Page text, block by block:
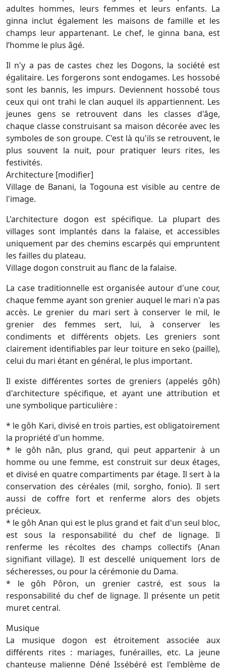
adultes hommes, leurs femmes et leurs enfants. La
ginna inclut également les maisons de famille et les
champs leur appartenant. Le chef, le ginna bana, est
l’homme le plus âgé.
Il n'y a pas de castes chez les Dogons, la société est
égalitaire. Les forgerons sont endogames. Les hossobé
sont les bannis, les impurs. Deviennent hossobé tous
ceux qui ont trahi le clan auquel ils appartiennent. Les
jeunes gens se retrouvent dans les classes d'âge,
chaque classe construisant sa maison décorée avec les
symboles de son groupe. C'est là qu'ils se retrouvent, le
plus souvent la nuit, pour pratiquer leurs rites, les
festivités.
Architecture [modifier]
Village de Banani, la Togouna est visible au centre de
l'image.
L'architecture dogon est spécifique. La plupart des
villages sont implantés dans la falaise, et accessibles
uniquement par des chemins escarpés qui empruntent
les failles du plateau.
Village dogon construit au flanc de la falaise.
La case traditionnelle est organisée autour d'une cour,
chaque femme ayant son grenier auquel le mari n'a pas
accès. Le grenier du mari sert à conserver le mil, le
grenier des femmes sert, lui, à conserver les
condiments et différents objets. Les greniers sont
clairement identifiables par leur toiture en seko (paille),
celui du mari étant en général, le plus important.
Il existe différentes sortes de greniers (appelés gôh)
d'architecture spécifique, et ayant une attribution et
une symbolique particulière :
* le gôh Karï, divisé en trois parties, est obligatoirement
la propriété d'un homme.
* le gôh nân, plus grand, qui peut appartenir à un
homme ou une femme, est construit sur deux étages,
et divisé en quatre compartiments par étage. Il sert à la
conservation des céréales (mil, sorgho, fonio). Il sert
aussi de coffre fort et renferme alors des objets
précieux.
* le gôh Anan qui est le plus grand et fait d'un seul bloc,
est sous la responsabilité du chef de lignage. Il
renferme les récoltes des champs collectifs (Anan
signifiant village). Il est descellé uniquement lors de
sécheresses, ou pour la cérémonie du Dama.
* le gôh Pôron, un grenier castré, est sous la
responsabilité du chef de lignage. Il présente un petit
muret central.
Musique
La musique dogon est étroitement associée aux
différents rites : mariages, funérailles, etc. La jeune
chanteuse malienne Déné Issébéré est l'emblème de